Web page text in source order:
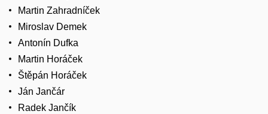
Martin Zahradníček
Miroslav Demek
Antonín Dufka
Martin Horáček
Štěpán Horáček
Ján Jančár
Radek Jančík